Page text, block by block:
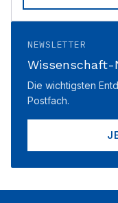
NEWSLETTER
Die wichtigsten
Postfach.